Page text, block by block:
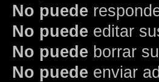
No puede
No puede editar
No puede borrar
No puede enviar